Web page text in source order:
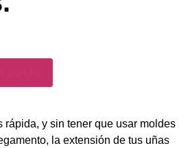
rápida, y sin tener que usar moldes
la extensión de tus uñas